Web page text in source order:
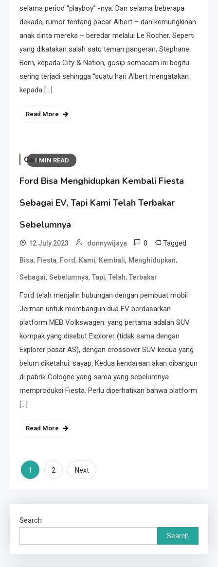
selama period “playboy” -nya. Dan selama beberapa
dekade, rumor tentang pacar Albert – dan kemungkinan
anak cinta mereka – beredar melalui Le Rocher. Seperti
yang dikatakan salah satu teman pangeran, Stephane
Bern, kepada City & Nation, gosip semacam ini begitu
sering terjadi sehingga “suatu hari Albert mengatakan
kepada […]
Read More
1 MIN READ
Cars
Ford Bisa Menghidupkan Kembali Fiesta
Sebagai EV, Tapi Kami Telah Terbakar
Sebelumnya
12 July 2023 donnywijaya 0 Tagged
Bisa, Fiesta, Ford, Kami, Kembali, Menghidupkan,
Sebagai, Sebelumnya, Tapi, Telah, Terbakar
Ford telah menjalin hubungan dengan pembuat mobil
Jerman untuk membangun dua EV berdasarkan
platform MEB Volkswagen: yang pertama adalah SUV
kompak yang disebut Explorer (tidak sama dengan
Explorer pasar AS), dengan crossover SUV kedua yang
belum diketahui. sayap. Kedua kendaraan akan dibangun
di pabrik Cologne yang sama yang sebelumnya
memproduksi Fiesta. Perlu diperhatikan bahwa platform
[…]
Read More
Posts
1 2 Next
Search
Search